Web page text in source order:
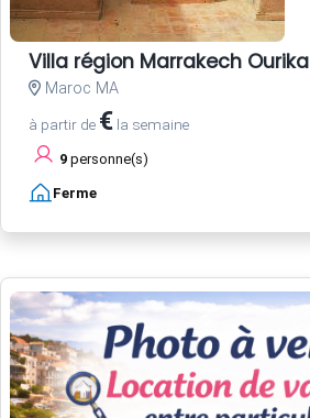
Villa région Marrakech Ourika
Maroc MA
à partir de € la semaine
9 personne(s)
Ferme